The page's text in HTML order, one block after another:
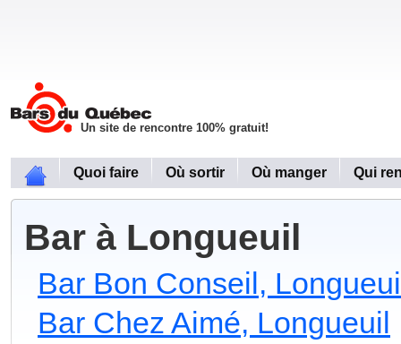
Un site de rencontre 100% gratuit!
Quoi faire Où sortir Où manger Qui
Bar à Longueuil
Bar Bon Conseil,
Bar Chez Aimé, Longueuil